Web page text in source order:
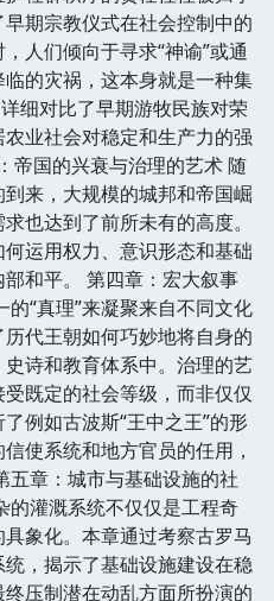
期宗教仪式在社会控制中的
人们倾向于寻求“神谕”或通
的灾祸，这本身就是一种集
细对比了早期游牧民族对荣
业社会对稳定和生产力的强
帝国的兴衰与治理的艺术 随
来，大规模的城邦和帝国崛
也达到了前所未有的高度。
运用权力、意识形态和基础
和平。 第四章：宏大叙事
“真理”来凝聚来自不同文化
代王朝如何巧妙地将自身的
诗和教育体系中。治理的艺
既定的社会等级，而非仅仅
例如古波斯“王中之王”的形
使系统和地方官员的任用，
五章：城市与基础设施的社
的灌溉系统不仅仅是工程奇
象化。本章通过考察古罗马
，揭示了基础设施建设在稳
压制潜在动乱方面所扮演的